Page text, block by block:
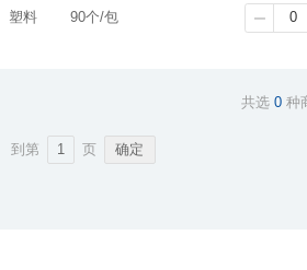
塑料 90个/包
共选0 种
到第 页